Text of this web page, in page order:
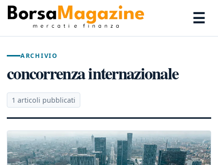
☰
ARCHIVIO
concorrenza internazionale
1 articoli pubblicati